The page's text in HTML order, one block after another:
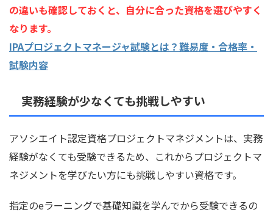
の違いも確認しておくと、自分に合った資格を選びやすく
なります。
IPAプロジェクトマネージャ試験とは？難易度・合格率・
試験内容
実務経験が少なくても挑戦しやすい
アソシエイト認定資格プロジェクトマネジメントは、実務
経験がなくても受験できるため、これからプロジェクトマ
ネジメントを学びたい方にも挑戦しやすい資格です。
指定のeラーニングで基礎知識を学んでから受験できるの